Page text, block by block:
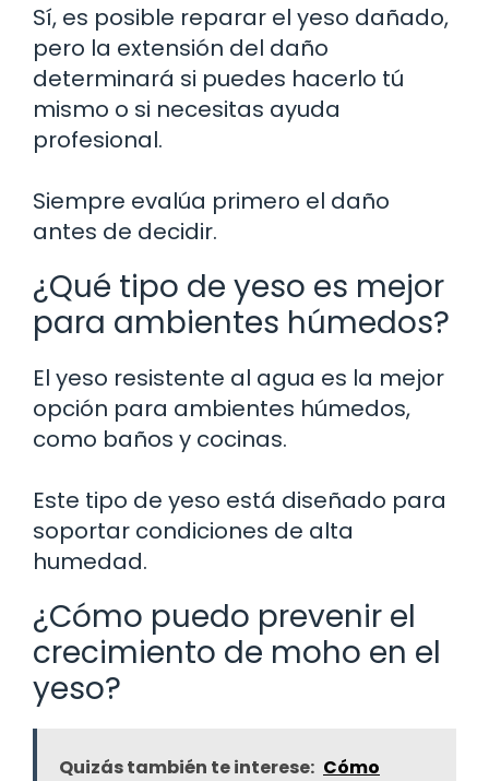
Sí, es posible reparar el yeso dañado,
pero la extensión del daño
determinará si puedes hacerlo tú
mismo o si necesitas ayuda
profesional.
Siempre evalúa primero el daño
antes de decidir.
¿Qué tipo de yeso es mejor
para ambientes húmedos?
El yeso resistente al agua es la mejor
opción para ambientes húmedos,
como baños y cocinas.
Este tipo de yeso está diseñado para
soportar condiciones de alta
humedad.
¿Cómo puedo prevenir el
crecimiento de moho en el
yeso?
Quizás también te interese: Cómo